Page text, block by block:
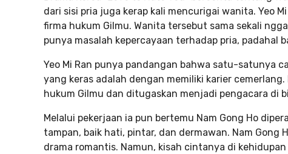
dari sisi pria juga kerap kali mencurigai wanita. Yeo
firma hukum Gilmu. Wanita tersebut sama sekali
punya masalah kepercayaan terhadap pria, padahal
Yeo Mi Ran punya pandangan bahwa satu-satunya
yang keras adalah dengan memiliki karier
hukum Gilmu dan ditugaskan menjadi pengacara di
Melalui pekerjaan ia pun bertemu Nam Gong Ho
tampan, baik hati, pintar, dan dermawan. Nam Gong
drama romantis. Namun, kisah cintanya di